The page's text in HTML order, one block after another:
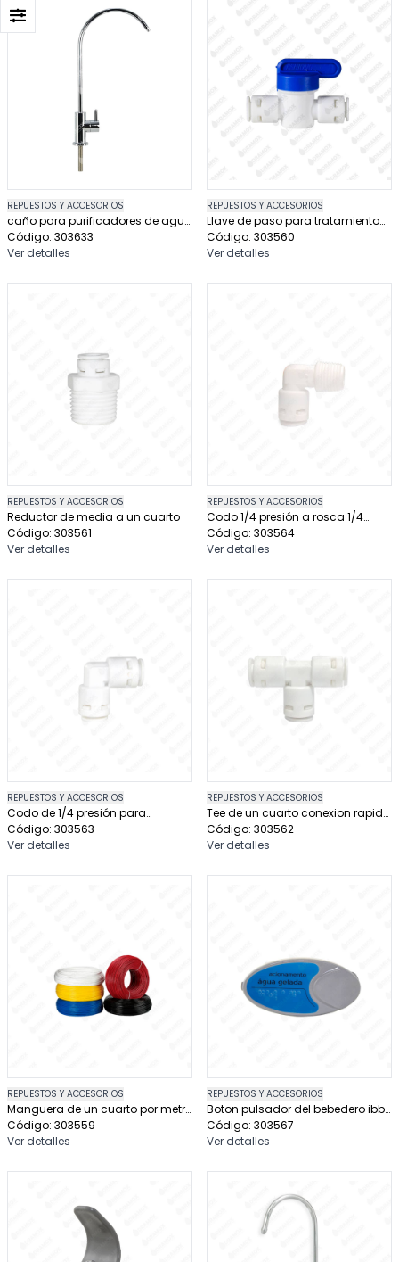
REPUESTOS Y ACCESORIOS
caño para purificadores de agua
y ósmosis inversa
Código: 303633
Ver detalles
REPUESTOS Y ACCESORIOS
Llave de paso para tratamiento
de agua
Código: 303560
Ver detalles
REPUESTOS Y ACCESORIOS
Reductor de media a un cuarto
Código: 303561
Ver detalles
REPUESTOS Y ACCESORIOS
Codo 1/4 presión a rosca 1/4
para purificadores de agua
Código: 303564
Ver detalles
REPUESTOS Y ACCESORIOS
Codo de 1/4 presión para
purificadores de agua
Código: 303563
Ver detalles
REPUESTOS Y ACCESORIOS
Tee de un cuarto conexion rapida
para purificadores de agua
Código: 303562
Ver detalles
REPUESTOS Y ACCESORIOS
Manguera de un cuarto por metro
para purificadores de agua
Código: 303559
Ver detalles
REPUESTOS Y ACCESORIOS
Boton pulsador del bebedero ibbl
azul
Código: 303567
Ver detalles